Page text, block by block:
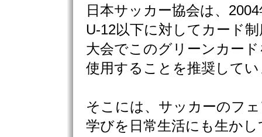
日本サッカー協会は、
U-12以下に対してカード
大会でこのグリーンカー
使用することを推奨して
そこには、サッカーのフ
学びを日常生活にも生か